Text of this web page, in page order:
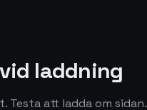
laddning
Testa att ladda om sidan.